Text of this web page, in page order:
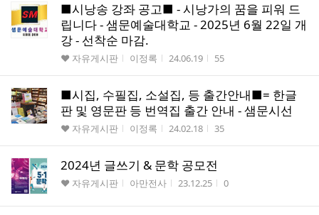
■시낭송 강좌 공고■ - 시낭가의 꿈을 피워 드
립니다 - 샘문예술대학교 - 2025년 6월 22일 개
강 - 선착순 마감.
게시판명
♥ 자유게시판 작성자
이정록 작성시간
24.06.19 조회수
55
■시집, 수필집, 소설집, 등 출간안내■= 한글
판 및 영문판 등 번역집 출간 안내 - 샘문시선
게시판명
♥ 자유게시판 작성자
이정록 작성시간
24.02.18 조회수
35
2024년 글쓰기 & 문학 공모전
게시판명
♥ 자유게시판 작성자
아만전사 작성시간
23.12.25 조회수
0